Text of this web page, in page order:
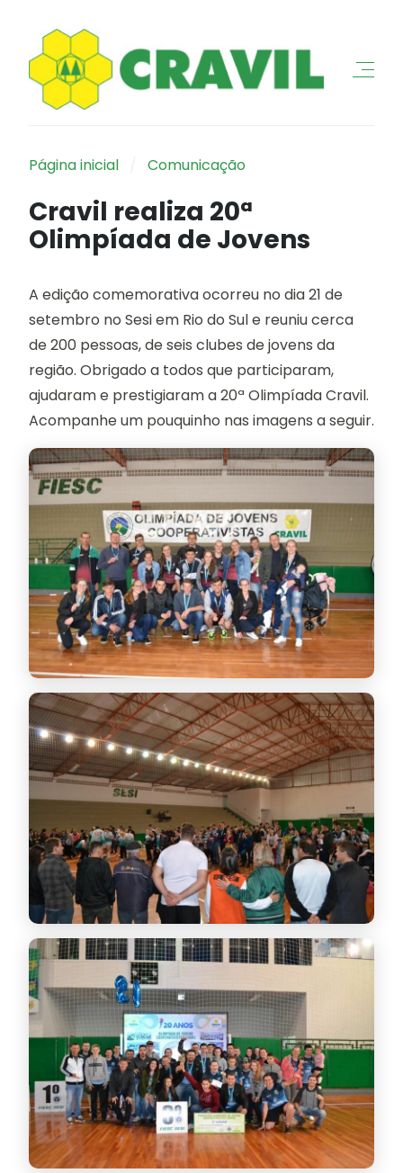
Página inicial Comunicação
Cravil realiza 20ª
Olimpíada de Jovens
A edição comemorativa ocorreu no dia 21 de
setembro no Sesi em Rio do Sul e reuniu cerca
de 200 pessoas, de seis clubes de jovens da
região. Obrigado a todos que participaram,
ajudaram e prestigiaram a 20ª Olimpíada Cravil.
Acompanhe um pouquinho nas imagens a seguir.